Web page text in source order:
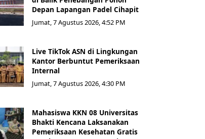
Depan Lapangan Padel Cihapit
Jumat, 7 Agustus 2026, 4:52 PM
Live TikTok ASN di Lingkungan
Kantor Berbuntut Pemeriksaan
Internal
Jumat, 7 Agustus 2026, 4:30 PM
Mahasiswa KKN 08 Universitas
Bhakti Kencana Laksanakan
Pemeriksaan Kesehatan Gratis